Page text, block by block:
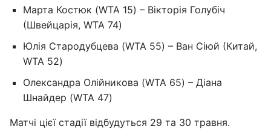
Марта Костюк (WTA 15) – Вікторія Голубіч
(Швейцарія, WTA 74)
Юлія Стародубцева (WTA 55) – Ван Сіюй (Китай,
WTA 52)
Олександра Олійникова (WTA 65) – Діана
Шнайдер (WTA 47)
Матчі цієї стадії відбудуться 29 та 30 травня.